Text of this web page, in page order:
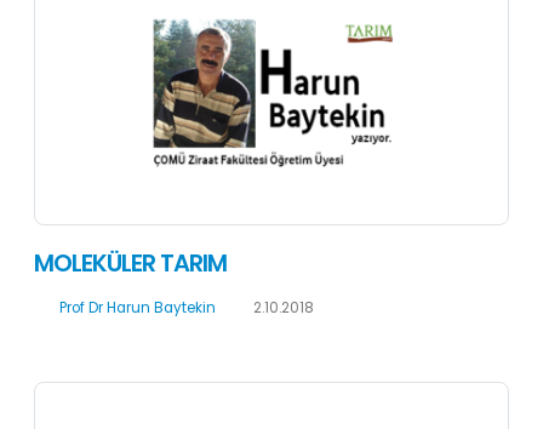
MOLEKÜLER TARIM
Prof Dr Harun Baytekin 2.10.2018